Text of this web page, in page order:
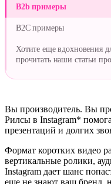
Вы производитель. Вы
Рилсы в Instagram*
презентаций и долгих
Формат коротких видео
вертикальные ролики,
Instagram дает шанс
еще не знают ваш бренд,
B2b примеры
B2C примеры
Хотите еще вдохновения
прочитать наши статьи